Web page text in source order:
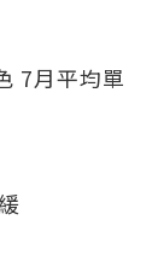
7月平均單